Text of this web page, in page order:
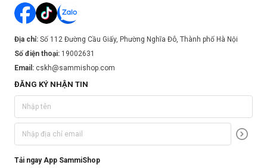
Địa chỉ: Số 112 Đường Cầu Giấy, Phường Nghĩa Đô, Thành phố Hà Nội
Số điện thoại: 19002631
Email: cskh@sammishop.com
ĐĂNG KÝ NHẬN TIN
Tải ngay App SammiShop